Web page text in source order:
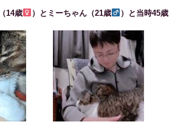
14歳 ）とミーちゃん（21歳 ）と当時45歳